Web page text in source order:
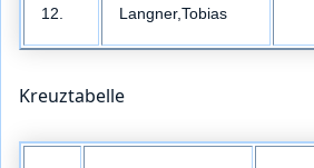
12. Langner,Tobias
Kreuztabelle